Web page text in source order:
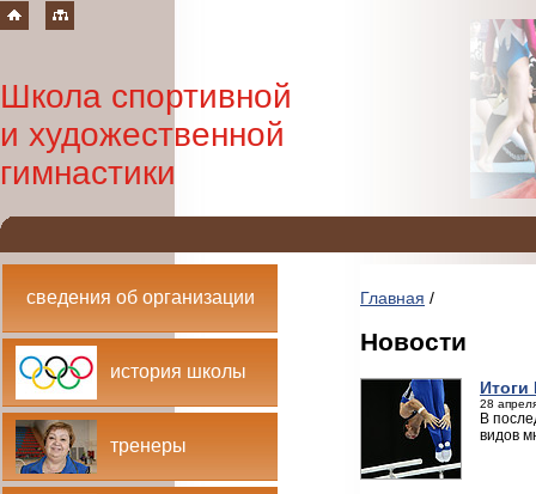
Школа спортивной
и художественной
гимнастики
сведения об организации
история школы
тренеры
Главная /
Новости
Итоги
28
В
видов